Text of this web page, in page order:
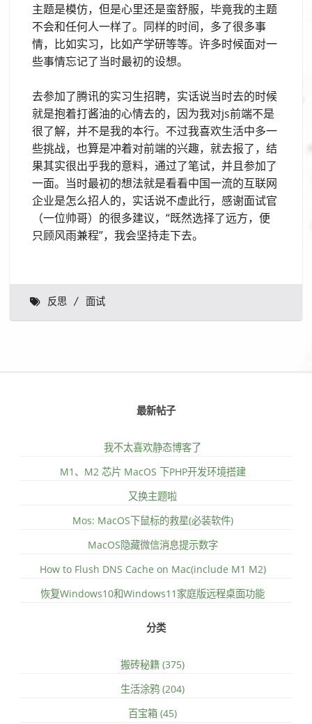
主题是模仿，但是心里还是蛮舒服，毕竟我的主题
不会和任何人一样了。同样的时间，多了很多事
情，比如实习，比如产学研等等。许多时候面对一
些事情忘记了当时最初的设想。
去参加了腾讯的实习生招聘，实话说当时去的时候
就是抱着打酱油的心情去的，因为我对js前端不是
很了解，并不是我的本行。不过我喜欢生活中多一
些挑战，也算是冲着对前端的兴趣，就去报了，结
果其实很出乎我的意料，通过了笔试，并且参加了
一面。当时最初的想法就是看看中国一流的互联网
企业是怎么招人的，实话说不虚此行，感谢面试官
（一位帅哥）的很多建议，“既然选择了远方，便
只顾风雨兼程”，我会坚持走下去。
反思 面试
最新帖子
我不太喜欢静态博客了
M1、M2 芯片 MacOS 下PHP开发环境搭建
又换主题啦
Mos: MacOS下鼠标的救星(必装软件)
MacOS隐藏微信消息提示数字
How to Flush DNS Cache on Mac(include M1 M2)
恢复Windows10和Windows11家庭版远程桌面功能
分类
搬砖秘籍 (375)
生活涂鸦 (204)
百宝箱 (45)